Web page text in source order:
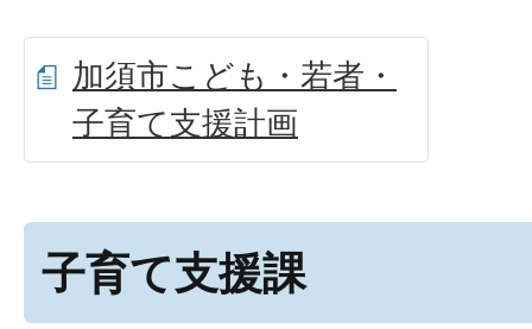
加須市こども・若者・
子育て支援計画
子育て支援課